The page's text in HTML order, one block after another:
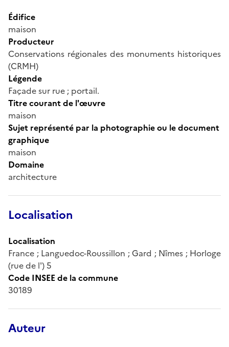
Édifice
maison
Producteur
Conservations régionales des monuments historiques
(CRMH)
Légende
Façade sur rue ; portail.
Titre courant de l'œuvre
maison
Sujet représenté par la photographie ou le document
graphique
maison
Domaine
architecture
Localisation
Localisation
France ; Languedoc-Roussillon ; Gard ; Nîmes ; Horloge
(rue de l') 5
Code INSEE de la commune
30189
Auteur